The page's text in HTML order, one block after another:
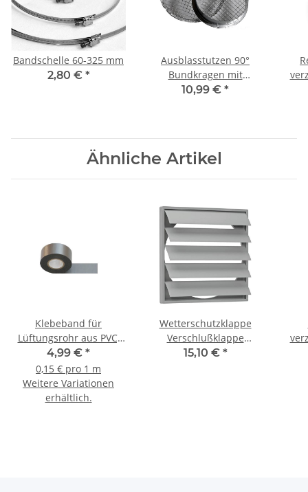
Bandschelle 60-325 mm
2,80 € *
Ausblasstutzen 90°
Bundkragen mit
Schutzgitter, aus
10,99 € *
Ähnliche Artikel
Klebeband für
Lüftungsrohr aus PVC,
50 mm (B) 33 m (L), grau
(Mengenrabatt)
4,99 € *
0,15 € pro 1 m
Weitere Variationen
erhältlich.
Wetterschutzklappe
Verschlußklappe
Selbsttätig Typ WSK 100-
15,10 € *